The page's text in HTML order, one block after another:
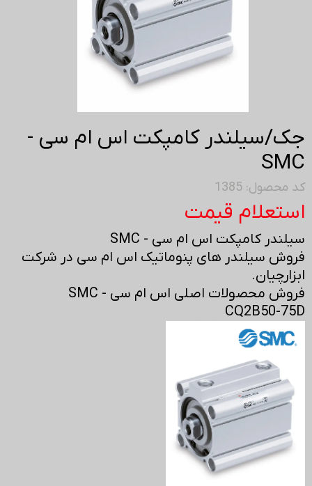
جک/سیلندر کامپکت اس ام سی -
SMC
کد محصول: 1385
استعلام قیمت
سیلندر کامپکت اس ام سی - SMC
فروش سیلندر های پنوماتیک اس ام سی در شرکت
ابزارچیان.
فروش محصولات اصلی اس ام سی - SMC
CQ2B50-75D